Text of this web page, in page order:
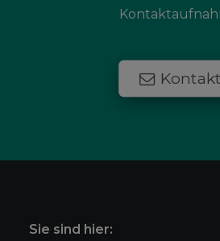
Kontakt
Sie sind hier: